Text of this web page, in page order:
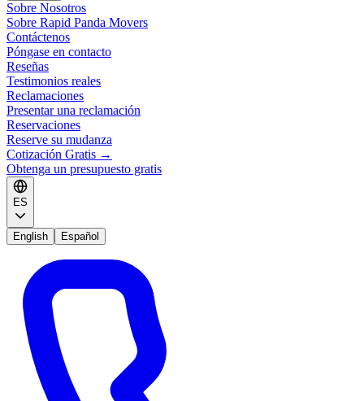
Sobre Nosotros
Sobre Rapid Panda Movers
Contáctenos
Póngase en contacto
Reseñas
Testimonios reales
Reclamaciones
Presentar una reclamación
Reservaciones
Reserve su mudanza
Cotización Gratis →
Obtenga un presupuesto gratis
ES
English Español